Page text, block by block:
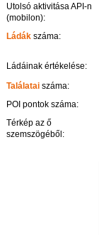
Utolsó aktivitása API-n
(mobilon):
Ládák száma:
Ládáinak értékelése:
Találatai száma:
POI pontok száma:
Térkép az ő
szemszögéből: